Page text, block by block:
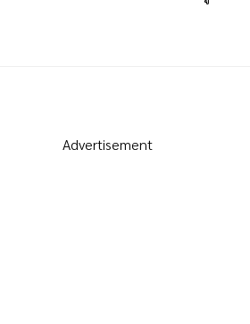
Advertisement